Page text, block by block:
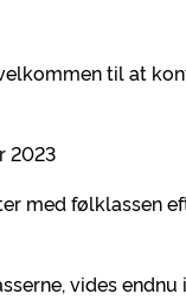
til at
2023
med følklassen
vides endnu